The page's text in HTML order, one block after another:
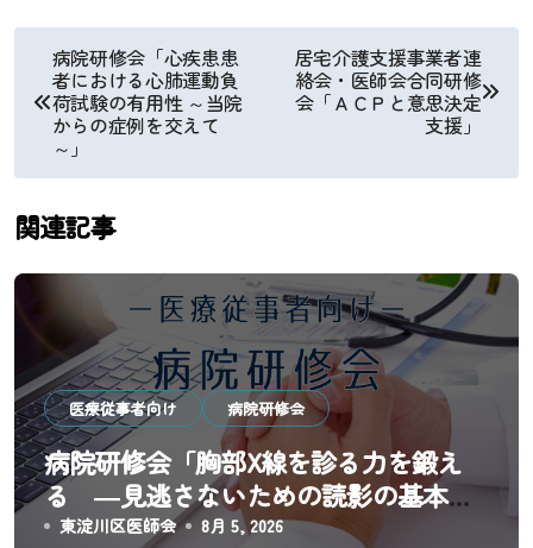
稿
ビ
ゲ
ー
シ
ョ
ン
病院研修会「心疾患患
者における心肺運動負
荷試験の有用性 ～当院
からの症例を交えて
～」
居宅介護支援事業者連
絡会・医師会合同研修
会「ＡＣＰと意思決定
支援」
関連記事
医療従事者向け 病院研修会
病院研修会「胸部X線を診る力を鍛え
る ―見逃さないための読影の基本と
実践―」
東淀川区医師会 8月 5, 2026